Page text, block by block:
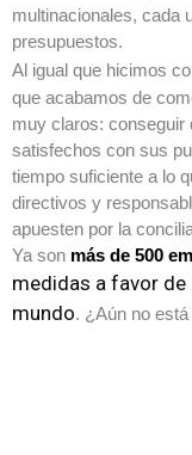
multinacionales, cada
presupuestos.
Al igual que hicimos
que acabamos de
muy claros: conseguir
satisfechos con sus
tiempo suficiente a lo
directivos y
apuesten por la
Ya son más de 500
medidas a favor de
mundo. ¿Aún no